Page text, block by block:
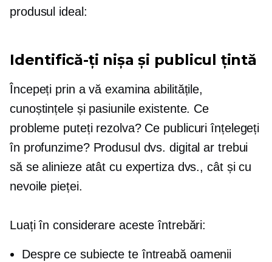
produsul ideal:
Identifică-ți nișa și publicul țintă
Începeți prin a vă examina abilitățile,
cunoștințele și pasiunile existente. Ce
probleme puteți rezolva? Ce publicuri înțelegeți
în profunzime? Produsul dvs. digital ar trebui
să se alinieze atât cu expertiza dvs., cât și cu
nevoile pieței.
Luați în considerare aceste întrebări:
Despre ce subiecte te întreabă oamenii